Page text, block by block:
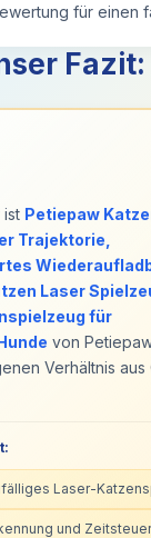
für einen
Fazit:
ist Petiepaw
Trajektorie,
Laser
für
von
Verhältnis aus
Laser-
und